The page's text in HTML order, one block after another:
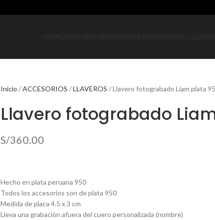
Inicio ACCESORIOS LLAVEROS Llavero fotograbado Liam plata
Llavero fotograbado
S/360.00
Hecho en plata peruana 950
Todos los accesorios son de plata 950
Medida de placa 4.5 x 3 cm
Lleva una grabación afuera del cuero personalizada (nombre)